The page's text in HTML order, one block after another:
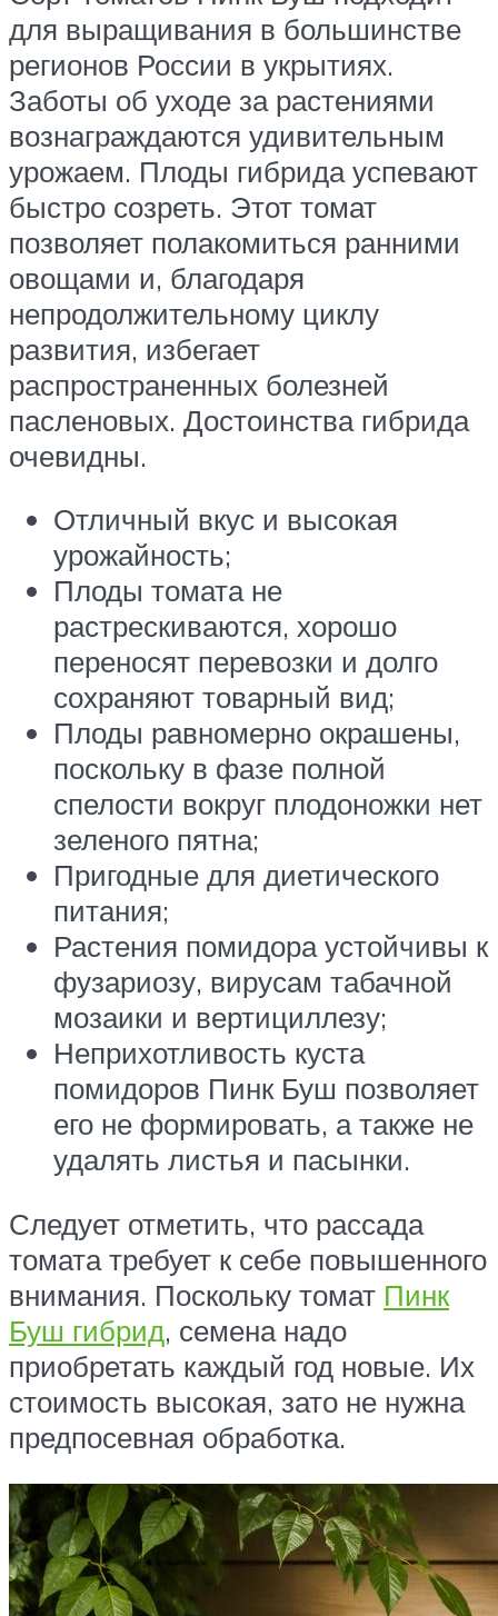
для выращивания в большинстве
регионов России в укрытиях.
Заботы об уходе за растениями
вознаграждаются удивительным
урожаем. Плоды гибрида успевают
быстро созреть. Этот томат
позволяет полакомиться ранними
овощами и, благодаря
непродолжительному циклу
развития, избегает
распространенных болезней
пасленовых. Достоинства гибрида
очевидны.
Отличный вкус и высокая
урожайность;
Плоды томата не
растрескиваются, хорошо
переносят перевозки и долго
сохраняют товарный вид;
Плоды равномерно окрашены,
поскольку в фазе полной
спелости вокруг плодоножки нет
зеленого пятна;
Пригодные для диетического
питания;
Растения помидора устойчивы к
фузариозу, вирусам табачной
мозаики и вертициллезу;
Неприхотливость куста
помидоров Пинк Буш позволяет
его не формировать, а также не
удалять листья и пасынки.
Следует отметить, что рассада
томата требует к себе повышенного
внимания. Поскольку томат Пинк
Буш гибрид, семена надо
приобретать каждый год новые. Их
стоимость высокая, зато не нужна
предпосевная обработка.